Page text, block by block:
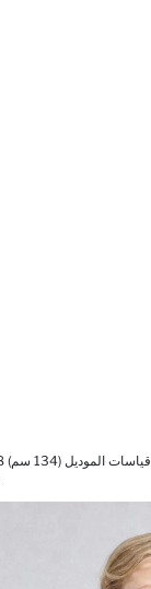
قياسات الموديل (134 سم) 9/8 سنوات Beden - 1,35cm